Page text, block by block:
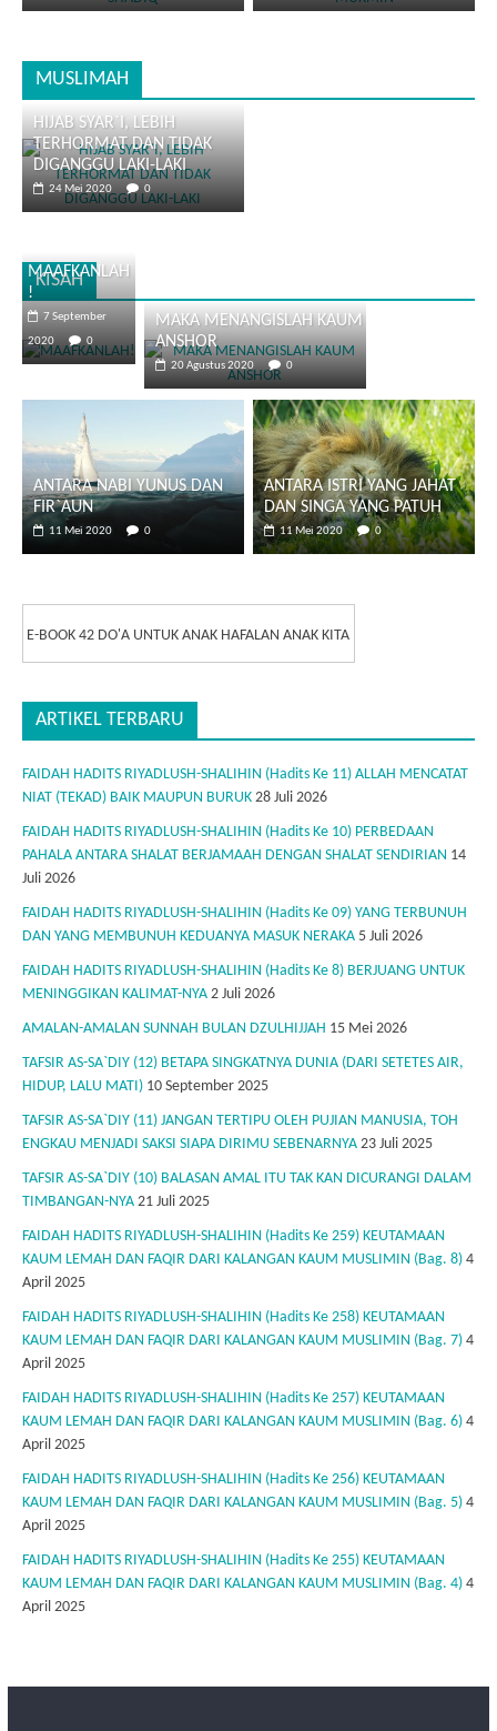
MUSLIMAH
HIJAB SYAR`I, LEBIH
TERHORMAT DAN TIDAK
DIGANGGU LAKI-LAKI
24 Mei 2020 0
KISAH
MAAFKANLAH
!
7 September
2020
0
MAKA MENANGISLAH KAUM
ANSHOR
20 Agustus 2020 0
ANTARA NABI YUNUS DAN
FIR`AUN
11 Mei 2020 0
ANTARA ISTRI YANG JAHAT
DAN SINGA YANG PATUH
11 Mei 2020 0
E-BOOK 42 DO'A UNTUK ANAK HAFALAN ANAK KITA
ARTIKEL TERBARU
FAIDAH HADITS RIYADLUSH-SHALIHIN (Hadits Ke 11) ALLAH MENCATAT
NIAT (TEKAD) BAIK MAUPUN BURUK 28 Juli 2026
FAIDAH HADITS RIYADLUSH-SHALIHIN (Hadits Ke 10) PERBEDAAN
PAHALA ANTARA SHALAT BERJAMAAH DENGAN SHALAT SENDIRIAN 14
Juli 2026
FAIDAH HADITS RIYADLUSH-SHALIHIN (Hadits Ke 09) YANG TERBUNUH
DAN YANG MEMBUNUH KEDUANYA MASUK NERAKA 5 Juli 2026
FAIDAH HADITS RIYADLUSH-SHALIHIN (Hadits Ke 8) BERJUANG UNTUK
MENINGGIKAN KALIMAT-NYA 2 Juli 2026
AMALAN-AMALAN SUNNAH BULAN DZULHIJJAH 15 Mei 2026
TAFSIR AS-SA`DIY (12) BETAPA SINGKATNYA DUNIA (DARI SETETES AIR,
HIDUP, LALU MATI) 10 September 2025
TAFSIR AS-SA`DIY (11) JANGAN TERTIPU OLEH PUJIAN MANUSIA, TOH
ENGKAU MENJADI SAKSI SIAPA DIRIMU SEBENARNYA 23 Juli 2025
TAFSIR AS-SA`DIY (10) BALASAN AMAL ITU TAK KAN DICURANGI DALAM
TIMBANGAN-NYA 21 Juli 2025
FAIDAH HADITS RIYADLUSH-SHALIHIN (Hadits Ke 259) KEUTAMAAN
KAUM LEMAH DAN FAQIR DARI KALANGAN KAUM MUSLIMIN (Bag. 8) 4
April 2025
FAIDAH HADITS RIYADLUSH-SHALIHIN (Hadits Ke 258) KEUTAMAAN
KAUM LEMAH DAN FAQIR DARI KALANGAN KAUM MUSLIMIN (Bag. 7) 4
April 2025
FAIDAH HADITS RIYADLUSH-SHALIHIN (Hadits Ke 257) KEUTAMAAN
KAUM LEMAH DAN FAQIR DARI KALANGAN KAUM MUSLIMIN (Bag. 6) 4
April 2025
FAIDAH HADITS RIYADLUSH-SHALIHIN (Hadits Ke 256) KEUTAMAAN
KAUM LEMAH DAN FAQIR DARI KALANGAN KAUM MUSLIMIN (Bag. 5) 4
April 2025
FAIDAH HADITS RIYADLUSH-SHALIHIN (Hadits Ke 255) KEUTAMAAN
KAUM LEMAH DAN FAQIR DARI KALANGAN KAUM MUSLIMIN (Bag. 4) 4
April 2025